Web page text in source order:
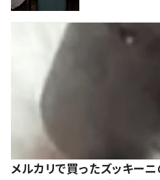
メルカリで買ったズッキー